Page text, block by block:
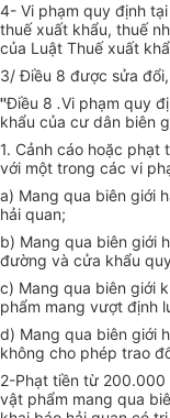
4- Vi phạm quy định
thuế xuất khẩu, thuế
của Luật Thuế xuất
3/ Điều 8 được sửa
''Điều 8 .Vi phạm quy
khẩu của cư dân biên
1. Cảnh cáo hoặc
với một trong các vi
a) Mang qua biên giới
hải quan;
b) Mang qua biên giới
đường và cửa khẩu
c) Mang qua biên giới
phẩm mang vượt định
d) Mang qua biên giới
không cho phép trao
2-Phạt tiền từ
vật phẩm mang qua